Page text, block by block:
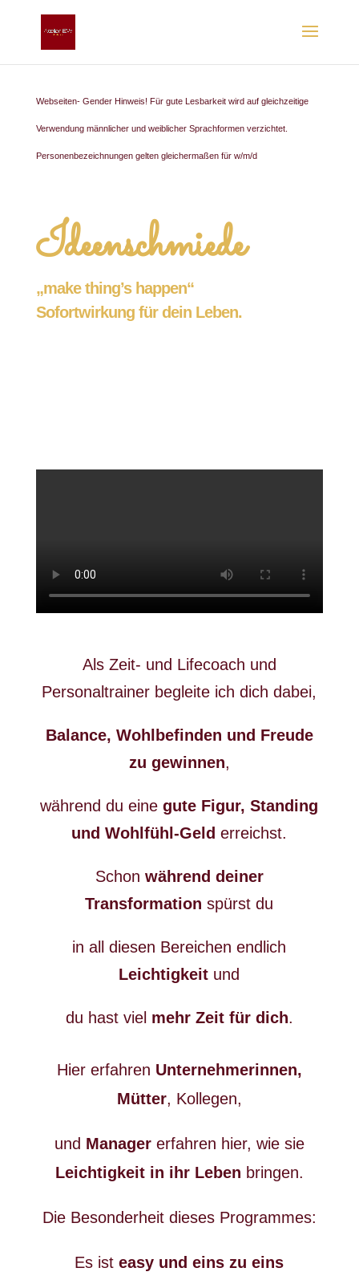
Webseiten- Gender Hinweis! Für gute Lesbarkeit wird auf gleichzeitige
Verwendung männlicher und weiblicher Sprachformen verzichtet.
Personenbezeichnungen gelten gleichermaßen für w/m/d
Ideenschmiede
„make thing’s happen“
Sofortwirkung für dein Leben.
Als Zeit- und Lifecoach und
Personaltrainer begleite ich dich dabei,
Balance, Wohlbefinden und Freude
zu gewinnen,
während du einegute Figur, Standing
und Wohlfühl-Geld erreichst.
Schon während deiner
Transformation spürst du
in all diesen Bereichen endlich
Leichtigkeit und
du hast viel mehr Zeit für dich.
Hier erfahren Unternehmerinnen,
Mütter, Kollegen,
und Managererfahren hier, wie sie
Leichtigkeit in ihr Leben bringen.
Die Besonderheit dieses Programmes:
Es isteasy und eins zu eins